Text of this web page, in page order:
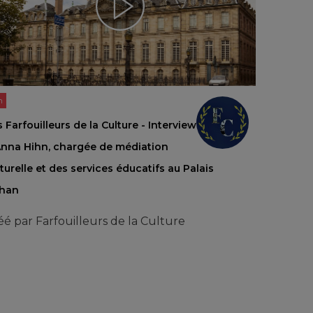
Farfouilleurs de la Culture - Interview
Hihn, chargée de médiation
et des services éducatifs au Palais
par Farfouilleurs de la Culture